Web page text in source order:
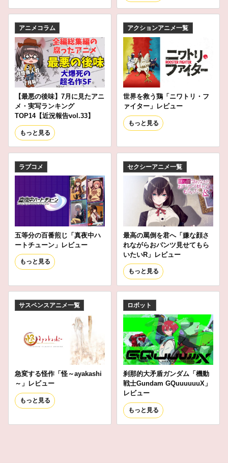
アニメコラム
【最悪の後味】7月に見たアニ
メ・実写ランキング
TOP14【近況報告vol.33】
もっと見る
アクションアニメ一覧
世界を救う鶏「ニワトリ・フ
ァイター」レビュー
もっと見る
ラブコメ
五等分の百番煎じ「真夜中ハ
ートチューン」レビュー
もっと見る
セクシーアニメ一覧
最高の罵倒を君へ「嫌な顔さ
れながらおパンツ見せてもら
いたいR」レビュー
もっと見る
サスペンスアニメ一覧
急変する怪作「怪～ayakashi
～」レビュー
もっと見る
ロボット
刹那的大矛盾ガンダム「機動
戦士Gundam GQuuuuuuX」
レビュー
もっと見る